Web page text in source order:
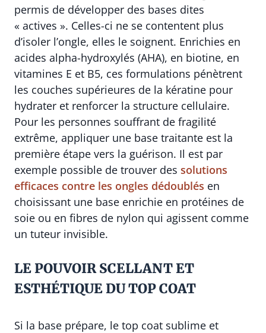
permis de développer des bases dites
« actives ». Celles-ci ne se contentent plus
d’isoler l’ongle, elles le soignent. Enrichies en
acides alpha-hydroxylés (AHA), en biotine, en
vitamines E et B5, ces formulations pénètrent
les couches supérieures de la kératine pour
hydrater et renforcer la structure cellulaire.
Pour les personnes souffrant de fragilité
extrême, appliquer une base traitante est la
première étape vers la guérison. Il est par
exemple possible de trouver des solutions
efficaces contre les ongles dédoublés en
choisissant une base enrichie en protéines de
soie ou en fibres de nylon qui agissent comme
un tuteur invisible.
LE POUVOIR SCELLANT ET
ESTHÉTIQUE DU TOP COAT
Si la base prépare, le top coat sublime et